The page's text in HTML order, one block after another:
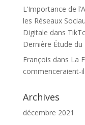
L’Importance de
les Réseaux
Digitale dans
Dernière Étude du
François dans La
commenceraient-
Archives
décembre 2021